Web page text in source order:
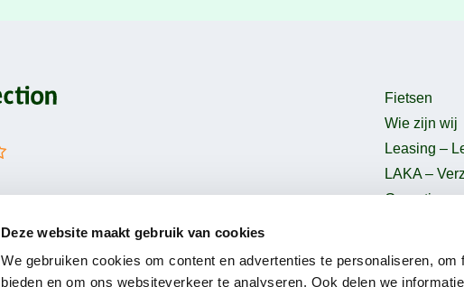
Deze website maakt gebruik van cookies
We gebruiken cookies om content en advertenties te personaliseren,
bieden en om ons websiteverkeer te analyseren. Ook delen we
Fietsen
Wie zijn wij
Leasing –
LAKA –
Garantie